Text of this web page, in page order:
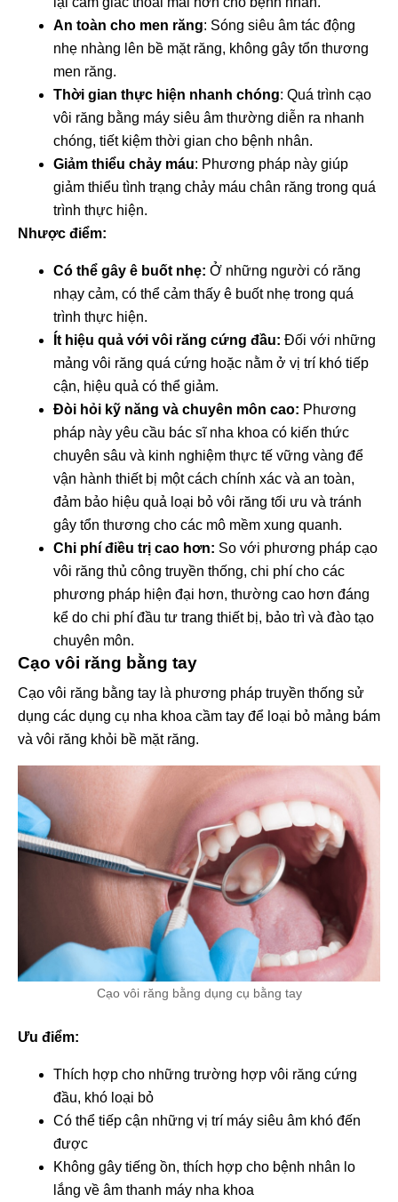
An toàn cho men răng: Sóng siêu âm tác động
nhẹ nhàng lên bề mặt răng, không gây tổn thương
men răng.
Thời gian thực hiện nhanh chóng: Quá trình cạo
vôi răng bằng máy siêu âm thường diễn ra nhanh
chóng, tiết kiệm thời gian cho bệnh nhân.
Giảm thiểu chảy máu: Phương pháp này giúp
giảm thiểu tình trạng chảy máu chân răng trong quá
trình thực hiện.
Nhược điểm:
Có thể gây ê buốt nhẹ: Ở những người có răng
nhạy cảm, có thể cảm thấy ê buốt nhẹ trong quá
trình thực hiện.
Ít hiệu quả với vôi răng cứng đầu: Đối với những
mảng vôi răng quá cứng hoặc nằm ở vị trí khó tiếp
cận, hiệu quả có thể giảm.
Đòi hỏi kỹ năng và chuyên môn cao: Phương
pháp này yêu cầu bác sĩ nha khoa có kiến thức
chuyên sâu và kinh nghiệm thực tế vững vàng để
vận hành thiết bị một cách chính xác và an toàn,
đảm bảo hiệu quả loại bỏ vôi răng tối ưu và tránh
gây tổn thương cho các mô mềm xung quanh.
Chi phí điều trị cao hơn: So với phương pháp cạo
vôi răng thủ công truyền thống, chi phí cho các
phương pháp hiện đại hơn, thường cao hơn đáng
kể do chi phí đầu tư trang thiết bị, bảo trì và đào tạo
chuyên môn.
Cạo vôi răng bằng tay
Cạo vôi răng bằng tay là phương pháp truyền thống sử
dụng các dụng cụ nha khoa cầm tay để loại bỏ mảng bám
và vôi răng khỏi bề mặt răng.
Cạo vôi răng bằng dụng cụ bằng tay
Ưu điểm:
Thích hợp cho những trường hợp vôi răng cứng
đầu, khó loại bỏ
Có thể tiếp cận những vị trí máy siêu âm khó đến
được
Không gây tiếng ồn, thích hợp cho bệnh nhân lo
lắng về âm thanh máy nha khoa